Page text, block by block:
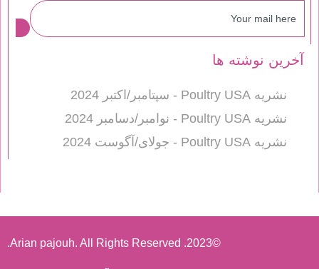
آخرین نوشته ها
نشریه Poultry USA - سپتامبر/اکتبر 2024
نشریه Poultry USA - نوامبر/دسامبر 2024
نشریه Poultry USA - جولای/آگوست 2024
©2023. Arian pajouh. All Rights Reserved.